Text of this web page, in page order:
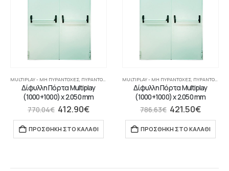
MULTIPLAY - ΜΗ ΠΥΡΆΝΤΟΧΕΣ, ΠΥΡΆΝΤΟΧΕΣ ΠΌΡΤΕΣ
Δίφυλλη Πόρτα Multiplay
(1000+1000) x 2.050 mm
770.04€ 412.90€
ΠΡΟΣΘΉΚΗ ΣΤΟ ΚΑΛΆΘΙ
MULTIPLAY - ΜΗ ΠΥΡΆΝΤΟΧΕΣ, ΠΥΡΆΝΤΟΧΕΣ ΠΌΡΤΕΣ
Δίφυλλη Πόρτα Multiplay
(1000+1000) x 2.050 mm
786.63€ 421.50€
ΠΡΟΣΘΉΚΗ ΣΤΟ ΚΑΛΆΘΙ